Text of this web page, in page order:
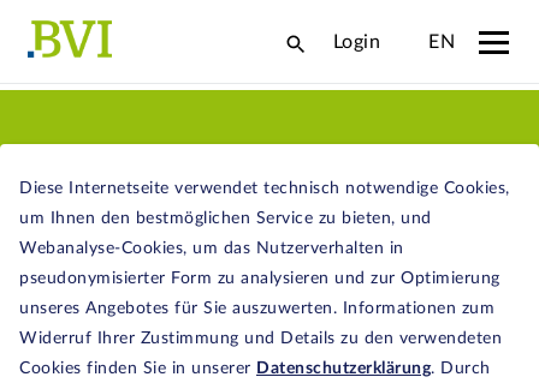
Login EN
ARBEITSHILFEN
Analyse-Leitlinien für Hauptversammlungen
(ALHV)
Diese Internetseite verwendet technisch notwendige Cookies,
um Ihnen den bestmöglichen Service zu bieten, und
Webanalyse-Cookies, um das Nutzerverhalten in
pseudonymisierter Form zu analysieren und zur Optimierung
unseres Angebotes für Sie auszuwerten. Informationen zum
Widerruf Ihrer Zustimmung und Details zu den verwendeten
Cookies finden Sie in unserer Datenschutzerklärung. Durch